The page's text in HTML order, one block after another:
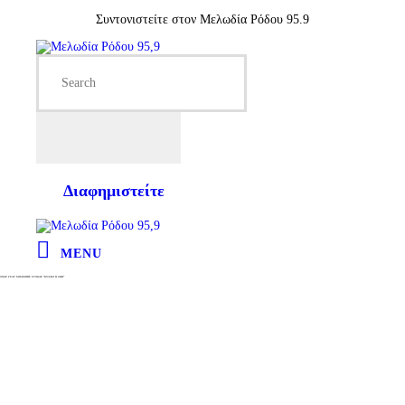
Συντονιστείτε στον Μελωδία Ρόδου 95.9
Διαφημιστείτε
MENU
ΟΝΑΡ FEAT ΜΠΑΜΠΗΣ ΣΤΟΚΑΣ “ΚΥΛΑΕΙ Η ΖΩΗ”